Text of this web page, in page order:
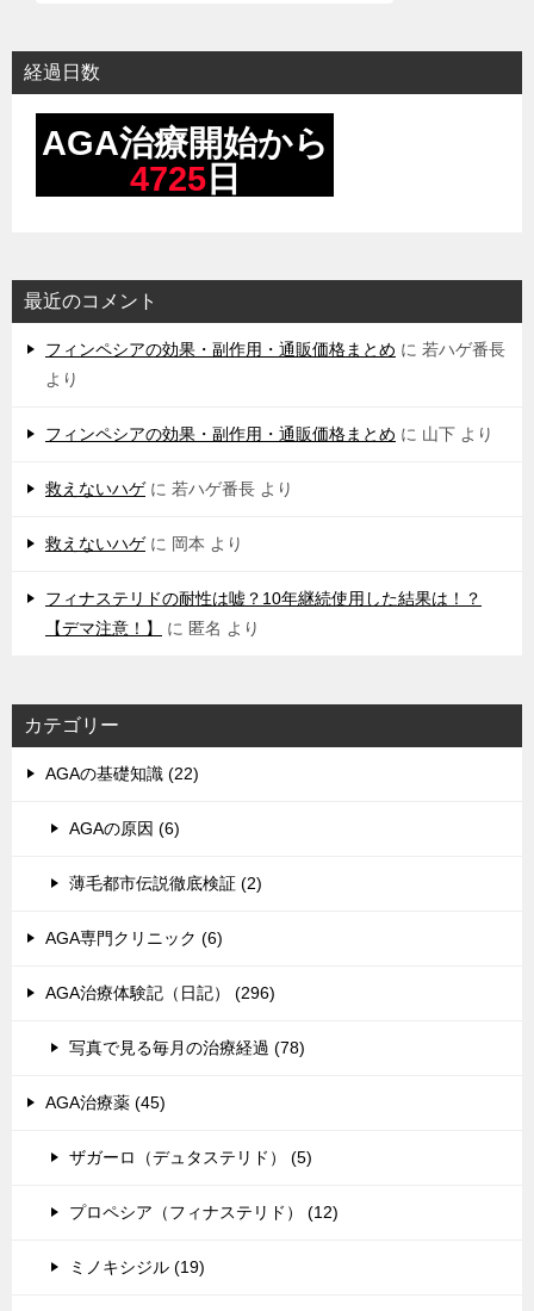
経過日数
最近のコメント
フィンペシアの効果・副作用・通販価格まとめ に 若ハゲ番長
より
フィンペシアの効果・副作用・通販価格まとめ に 山下 より
救えないハゲに 若ハゲ番長 より
救えないハゲに 岡本 より
フィナステリドの耐性は嘘？10年継続使用した結果は！？
【デマ注意！】
に 匿名 より
カテゴリー
AGAの基礎知識 (22)
AGAの原因 (6)
薄毛都市伝説徹底検証 (2)
AGA専門クリニック (6)
AGA治療体験記（日記） (296)
写真で見る毎月の治療経過 (78)
AGA治療薬 (45)
ザガーロ（デュタステリド） (5)
プロペシア（フィナステリド） (12)
ミノキシジル (19)